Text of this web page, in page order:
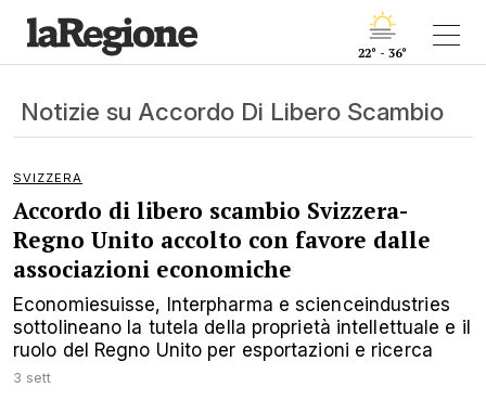
22° - 36°
Notizie su Accordo Di Libero Scambio
SVIZZERA
Accordo di libero scambio Svizzera-
Regno Unito accolto con favore dalle
associazioni economiche
Economiesuisse, Interpharma e scienceindustries
sottolineano la tutela della proprietà intellettuale e il
ruolo del Regno Unito per esportazioni e ricerca
3 sett